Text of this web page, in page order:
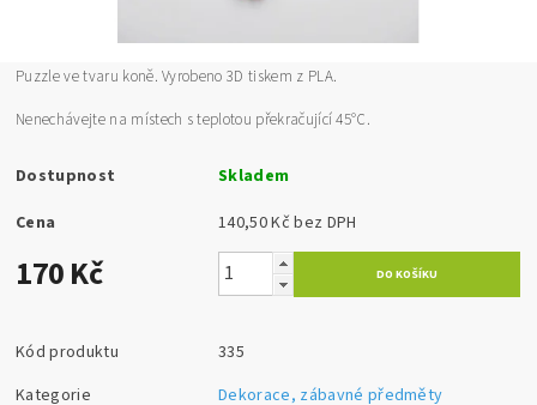
Puzzle ve tvaru koně. Vyrobeno 3D tiskem z PLA.
Nenechávejte na místech s teplotou překračující 45°C.
Dostupnost
Skladem
Cena
140,50 Kč bez DPH
170 Kč
Kód produktu
335
Kategorie
Dekorace, zábavné předměty